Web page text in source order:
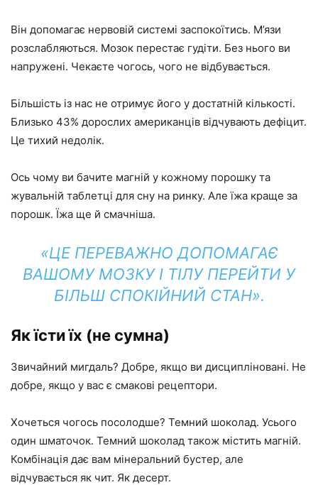
Він допомагає нервовій системі заспокоїтись. М’язи
розслабляються. Мозок перестає гудіти. Без нього ви
напружені. Чекаєте чогось, чого не відбувається.
Більшість із нас не отримує його у достатній кількості.
Близько 43% дорослих американців відчувають дефіцит.
Це тихий недолік.
Ось чому ви бачите магній у кожному порошку та
жувальній таблетці для сну на ринку. Але їжа краще за
порошк. Їжа ще й смачніша.
«ЦЕ ПЕРЕВАЖНО ДОПОМАГАЄ
ВАШОМУ МОЗКУ І ТІЛУ ПЕРЕЙТИ У
БІЛЬШ СПОКІЙНИЙ СТАН».
Як їсти їх (не сумна)
Звичайний мигдаль? Добре, якщо ви дисципліновані. Не
добре, якщо у вас є смакові рецептори.
Хочеться чогось посолодше? Темний шоколад. Усього
один шматочок. Темний шоколад також містить магній.
Комбінація дає вам мінеральний бустер, але
відчувається як чит. Як десерт.